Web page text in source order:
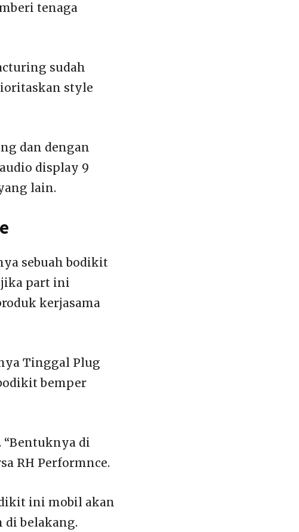
tenaga
sudah
style
dan dengan
display 9
lain.
sebuah bodikit
part ini
kerjasama
Tinggal Plug
bemper
“Bentuknya di
RH Performnce.
ini mobil akan
di belakang.